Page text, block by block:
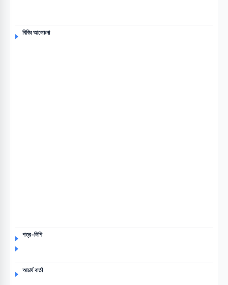
বিবিধ আলোচনা
পত্র-লিপি
আচার্য বার্তা